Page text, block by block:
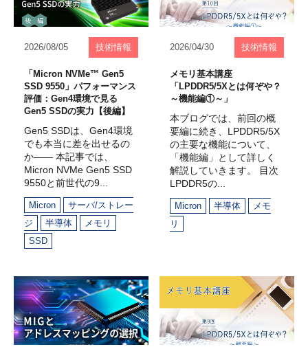
2026/08/05 技術情報
「Micron NVMe™ Gen5
SSD 9550」パフォーマンス
評価：Gen4環境で見る
Gen5 SSDの実力【後編】
Gen5 SSDは、Gen4環境
でも本当に差を出せるの
か—— 本記事では、
Micron NVMe Gen5 SSD
9550と前世代の9...
Micron
サーバ/ストレー
ジ
半導体
メモリ
SSD
2026/04/30 技術情報
メモリ基本講座
「LPDDR5/5Xとは何ぞや？
～機能編①～」
本ブログでは、前回の概
要編に続き、LPDDR5/5X
の主要な機能について、
「機能編」として詳しく
解説していきます。 目次
LPDDR5の...
Micron 半導体
メモ
リ